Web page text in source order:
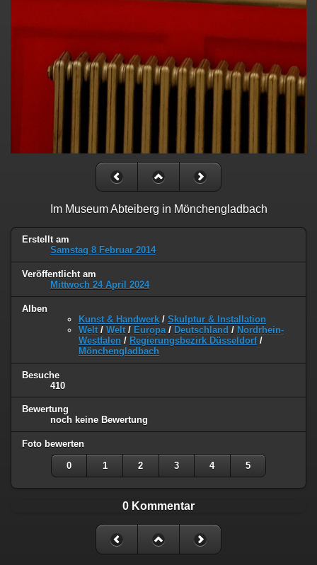
Im Museum Abteiberg in Mönchengladbach
Erstellt am
Samstag 8 Februar 2014
Veröffentlicht am
Mittwoch 24 April 2024
Alben
Kunst & Handwerk / Skulptur & Installation
Welt / Welt / Europa / Deutschland / Nordrhein-
Westfalen / Regierungsbezirk Düsseldorf/
Mönchengladbach
Besuche
410
Bewertung
noch keine Bewertung
Foto bewerten
0 1 2 3 4 5
0 Kommentar